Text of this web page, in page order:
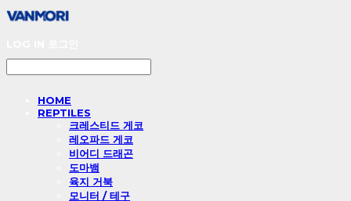
HOME
REPTILES
크레스티드 게코
레오파드 게코
비어디 드래곤
도마뱀
육지 거북
모니터 / 테구